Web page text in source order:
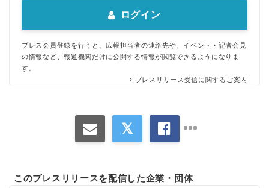
ログイン
プレス会員登録を行うと、広報担当者の連絡先や、イベント・記者会見
の情報など、報道機関だけに公開する情報が閲覧できるようになりま
す。
プレスリリース受信に関するご案内
このプレスリリースを配信した企業・団体